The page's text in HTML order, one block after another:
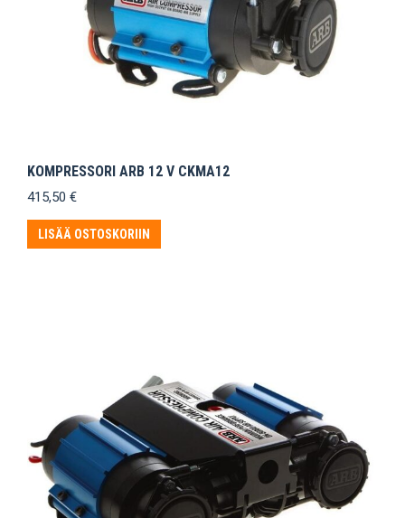
KOMPRESSORI ARB 12 V CKMA12
415,50 €
LISÄÄ OSTOSKORIIN